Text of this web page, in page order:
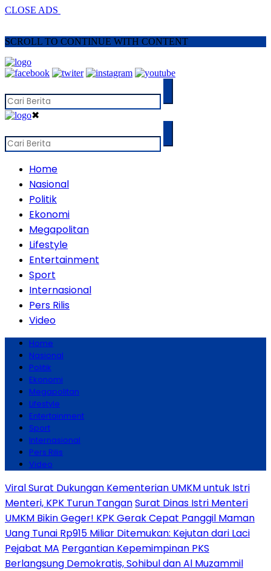
CLOSE ADS
SCROLL TO CONTINUE WITH CONTENT
✖
Home
Nasional
Politik
Ekonomi
Megapolitan
Lifestyle
Entertainment
Sport
Internasional
Pers Rilis
Video
Home
Nasional
Politik
Ekonomi
Megapolitan
Lifestyle
Entertainment
Sport
Internasional
Pers Rilis
Video
Viral Surat Dukungan Kementerian UMKM untuk Istri
Menteri, KPK Turun TanganSurat Dinas Istri Menteri
UMKM Bikin Geger! KPK Gerak Cepat Panggil Maman
Uang Tunai Rp915 Miliar Ditemukan: Kejutan dari Laci
Pejabat MA Pergantian Kepemimpinan PKS
Berlangsung Demokratis, Sohibul dan Al Muzammil